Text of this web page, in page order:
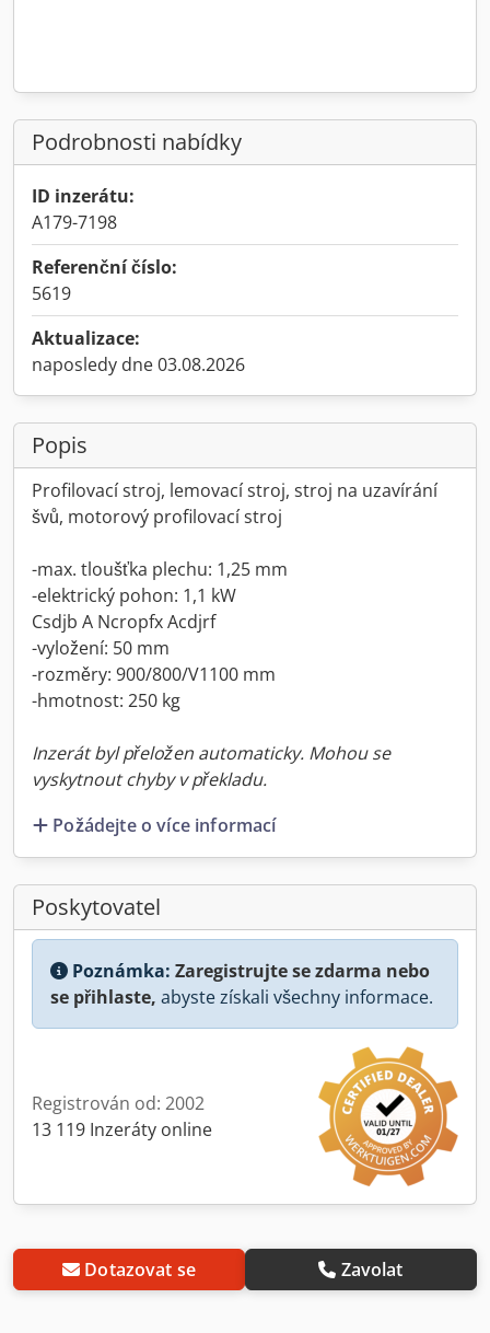
Podrobnosti nabídky
ID inzerátu:
A179-7198
Referenční číslo:
5619
Aktualizace:
naposledy dne 03.08.2026
Popis
Profilovací stroj, lemovací stroj, stroj na uzavírání
švů, motorový profilovací stroj
-max. tloušťka plechu: 1,25 mm
-elektrický pohon: 1,1 kW
Csdjb A Ncropfx Acdjrf
-vyložení: 50 mm
-rozměry: 900/800/V1100 mm
-hmotnost: 250 kg
Inzerát byl přeložen automaticky. Mohou se
vyskytnout chyby v překladu.
Požádejte o více informací
Poskytovatel
Poznámka: Zaregistrujte se zdarma nebo
se přihlaste, abyste získali všechny informace.
Registrován od: 2002
13 119 Inzeráty online
Dotazovat se Zavolat